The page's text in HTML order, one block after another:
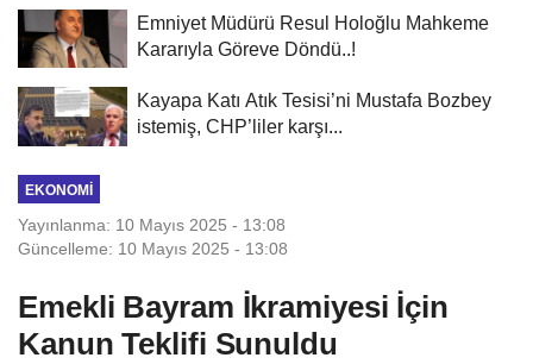
Emniyet Müdürü Resul Holoğlu Mahkeme
Kararıyla Göreve Döndü..!
Kayapa Katı Atık Tesisi’ni Mustafa Bozbey
istemiş, CHP’liler karşı...
EKONOMI
Yayınlanma: 10 Mayıs 2025 - 13:08
Güncelleme: 10 Mayıs 2025 - 13:08
Emekli Bayram İkramiyesi İçin
Kanun Teklifi Sunuldu